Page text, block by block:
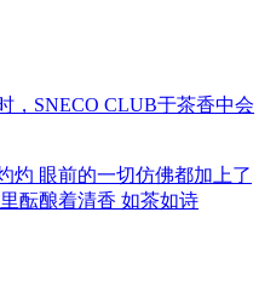
，SNECO CLUB于茶香中会
灼 眼前的一切仿佛都加上了
酝酿着清香 如茶如诗